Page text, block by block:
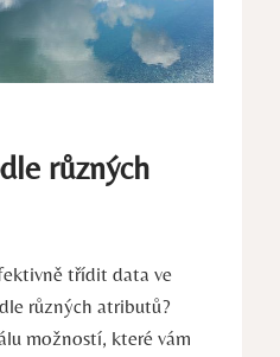
různých
třídit data ve
různých atributů?
možností, které vám